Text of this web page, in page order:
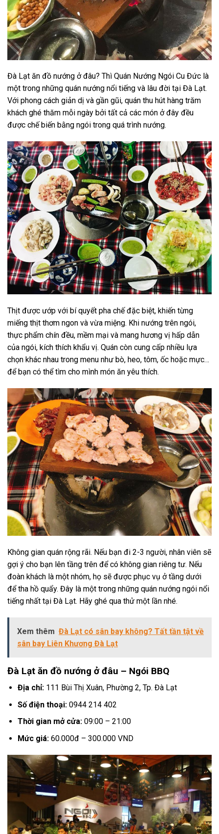
Đà Lạt ăn đồ nướng ở đâu? Thì Quán Nướng Ngói Cu Đức là
một trong những quán nướng nổi tiếng và lâu đời tại Đà Lạt.
Với phong cách giản dị và gần gũi, quán thu hút hàng trăm
khách ghé thăm mỗi ngày bởi tất cả các món ở đây đều
được chế biến bằng ngói trong quá trình nướng.
Thịt được ướp với bí quyết pha chế đặc biệt, khiến từng
miếng thịt thơm ngon và vừa miệng. Khi nướng trên ngói,
thực phẩm chín đều, mềm mại và mang hương vị hấp dẫn
của ngói, kích thích khẩu vị. Quán còn cung cấp nhiều lựa
chọn khác nhau trong menu như bò, heo, tôm, ốc hoặc mực…
để bạn có thể tìm cho mình món ăn yêu thích.
Không gian quán rộng rãi. Nếu bạn đi 2-3 người, nhân viên sẽ
gợi ý cho bạn lên tầng trên để có không gian riêng tư. Nếu
đoàn khách là một nhóm, họ sẽ được phục vụ ở tầng dưới
để tha hồ quẩy. Đây là một trong những quán nướng ngói nổi
tiếng nhất tại Đà Lạt. Hãy ghé qua thử một lần nhé.
Xem thêm Đà Lạt có sân bay không? Tất tần tật về
sân bay Liên Khương Đà Lạt
Đà Lạt ăn đồ nướng ở đâu – Ngói BBQ
Địa chỉ:111 Bùi Thị Xuân, Phường 2, Tp. Đà Lạt
Số điện thoại:0944 214 402
Thời gian mở cửa:09:00 – 21:00
Mức giá:60.000đ – 300.000 VND